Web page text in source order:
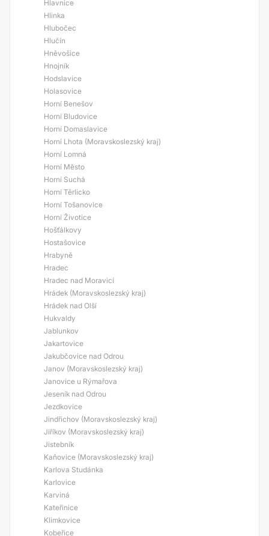
Hlavnice
Hlinka
Hlubočec
Hlučín
Hněvošice
Hnojník
Hodslavice
Holasovice
Horní Benešov
Horní Bludovice
Horní Domaslavice
Horní Lhota (Moravskoslezský kraj)
Horní Lomná
Horní Město
Horní Suchá
Horní Těrlicko
Horní Tošanovice
Horní Životice
Hošťálkovy
Hostašovice
Hrabyně
Hradec
Hradec nad Moravicí
Hrádek (Moravskoslezský kraj)
Hrádek nad Olší
Hukvaldy
Jablunkov
Jakartovice
Jakubčovice nad Odrou
Janov (Moravskoslezský kraj)
Janovice u Rýmařova
Jeseník nad Odrou
Jezdkovice
Jindřichov (Moravskoslezský kraj)
Jiříkov (Moravskoslezský kraj)
Jistebník
Kaňovice (Moravskoslezský kraj)
Karlova Studánka
Karlovice
Karviná
Kateřinice
Klimkovice
Kobeřice